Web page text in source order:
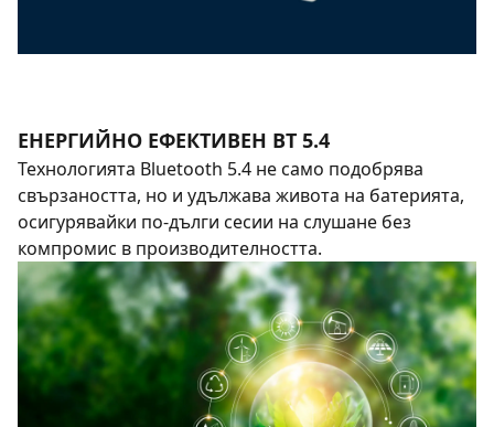
ЕНЕРГИЙНО ЕФЕКТИВЕН BT 5.4
Технологията Bluetooth 5.4 не само подобрява
свързаността, но и удължава живота на батерията,
осигурявайки по-дълги сесии на слушане без
компромис в производителността.